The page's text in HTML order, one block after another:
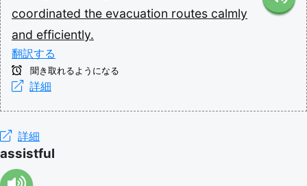
coordinated the evacuation routes calmly
and efficiently.
翻訳する
聞き取れるようになる
詳細
詳細
assistful